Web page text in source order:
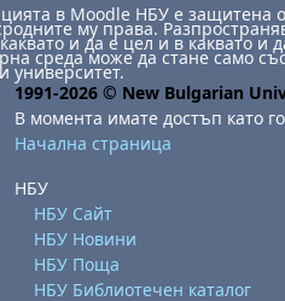
в Moodle НБУ е защитена
му права.
и да е цел и в каквато и
среда може да стане само
университет.
1991-2026 © New Bulgarian
В момента имате достъп като
Начална страница
НБУ
НБУ Сайт
НБУ Новини
НБУ Поща
НБУ Библиотечен каталог